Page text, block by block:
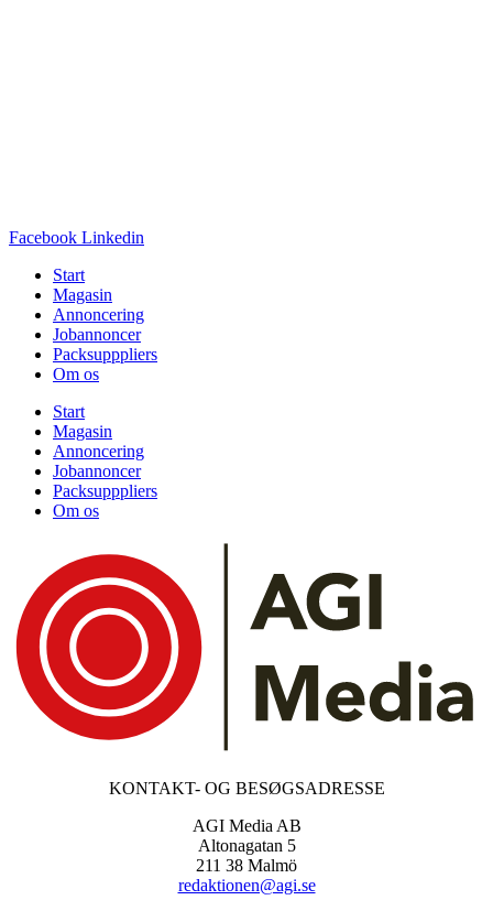
Facebook Linkedin
Start
Magasin
Annoncering
Jobannoncer
Packsupppliers
Om os
Start
Magasin
Annoncering
Jobannoncer
Packsupppliers
Om os
KONTAKT- OG BESØGSADRESSE
AGI Media AB
Altonagatan 5
211 38 Malmö
redaktionen@agi.se